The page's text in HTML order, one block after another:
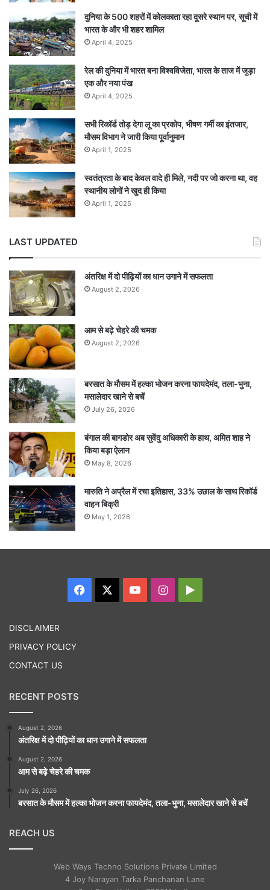
दुनिया के 500 शहरों में कोलकाता रहा दूसरे स्थान पर, सूची में
भारत के और भी शहर शामिल
April 4, 2025
रेल की दुनिया में भारत बना विश्वविजेता, भारत के ताज में जुड़ा
एक और नया पंख
April 4, 2025
सभी रिकॉर्ड तोड़ देगा लू का प्रकोप, भीषण गर्मी का इंतजार,
मौसम विभाग ने जारी किया पूर्वानुमान
April 1, 2025
स्वतंत्रता के बाद केवल वादे ही मिले, नदी पर जो करना था, वह
स्थानीय लोगों ने खुद ही किया
April 1, 2025
LAST UPDATED
अंतरिक्ष में दो पीढ़ियों का धान उगाने में सफलता
August 2, 2026
आम से बढ़े चेहरे की चमक
August 2, 2026
बरसात के मौसम में हल्का भोजन करना फायदेमंद, तला-भुना,
मसालेदार खाने से बचें
July 26, 2026
बंगाल की बागडोर अब सुवेंदु अधिकारी के हाथ, अमित शाह ने
किया बड़ा ऐलान
May 8, 2026
मारुति ने अप्रैल में रचा इतिहास, 33% उछाल के साथ रिकॉर्ड
वाहन बिक्री
May 1, 2026
Facebook YouTubeInstagram
DISCLAIMER
PRIVACY POLICY
CONTACT US
RECENT POSTS
August 2, 2026
अंतरिक्ष में दो पीढ़ियों का धान उगाने में सफलता
August 2, 2026
आम से बढ़े चेहरे की चमक
July 26, 2026
बरसात के मौसम में हल्का भोजन करना फायदेमंद, तला-भुना, मसालेदार खाने से बचें
REACH US
Web Ways Techno Solutions Private Limited
4 Joy Narayan Tarka Panchanan Lane